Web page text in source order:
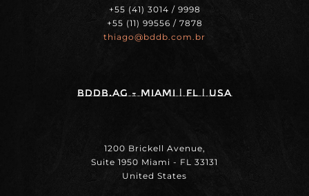
+55 (41) 3014 / 9998
+55 (11) 99556 / 7878
thiago@bddb.com.br
BDDB.ag - MIAMI | FL | USA
1200 Brickell Avenue,
Suite 1950 Miami - FL 33131
United States